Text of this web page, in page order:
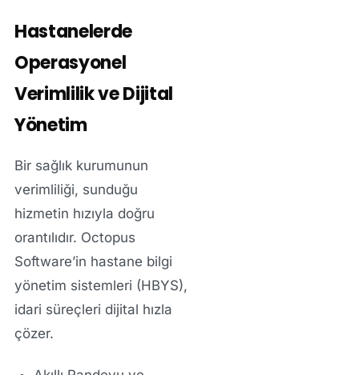
Hastanelerde
Operasyonel
Verimlilik ve Dijital
Yönetim
Bir sağlık kurumunun
verimliliği, sunduğu
hizmetin hızıyla doğru
orantılıdır. Octopus
Software’in hastane bilgi
yönetim sistemleri (HBYS),
idari süreçleri dijital hızla
çözer.